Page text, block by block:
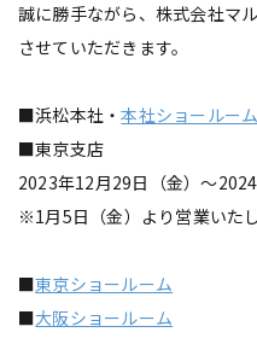
誠に勝手ながら、株式会社マ
させていただきます。
■浜松本社・本社ショールーム
■東京支店
2023年12月29日（金）～2024
※1月5日（金）より営業いたし
■東京ショールーム
■大阪ショールーム